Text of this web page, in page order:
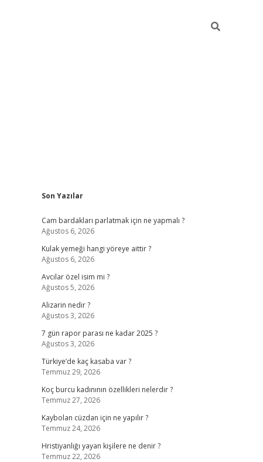
Sidebar
Son Yazılar
Cam bardakları parlatmak için ne yapmalı ?
Ağustos 6, 2026
Kulak yemeği hangi yöreye aittir ?
Ağustos 6, 2026
Avcılar özel isim mi ?
Ağustos 5, 2026
Alizarin nedir ?
Ağustos 3, 2026
7 gün rapor parası ne kadar 2025 ?
Ağustos 3, 2026
Türkiye’de kaç kasaba var ?
Temmuz 29, 2026
Koç burcu kadınının özellikleri nelerdir ?
Temmuz 27, 2026
Kaybolan cüzdan için ne yapılır ?
Temmuz 24, 2026
Hristiyanlığı yayan kişilere ne denir ?
Temmuz 22, 2026